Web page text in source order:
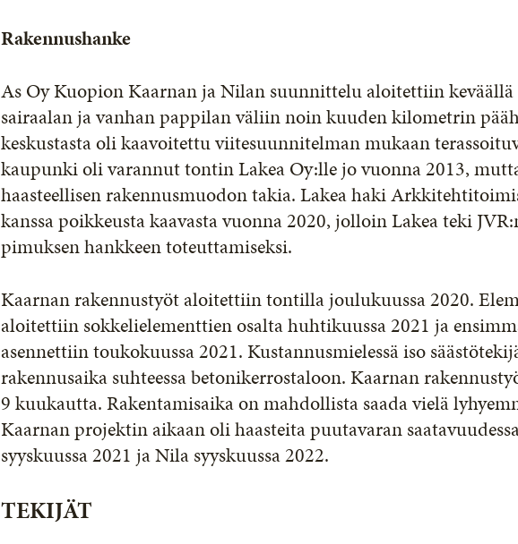
Rakennushanke
As Oy Kuopion Kaarnan ja Nilan suunnittelu aloitettiin keväällä
sairaalan ja vanhan pappilan väliin noin kuuden kilometrin
keskustasta oli kaavoitettu viitesuunnitelman mukaan
kaupunki oli varannut tontin Lakea Oy:lle jo vuonna 2013,
haasteellisen rakennusmuodon takia. Lakea haki
kanssa poikkeusta kaavasta vuonna 2020, jolloin Lakea teki
pimuksen hankkeen toteuttamiseksi.
Kaarnan rakennustyöt aloitettiin tontilla joulukuussa 2020.
aloitettiin sokkelielementtien osalta huhtikuussa 2021 ja
asennettiin toukokuussa 2021. Kustannusmielessä iso
rakennusaika suhteessa betonikerrostaloon. Kaarnan
9 kuukautta. Rakentamisaika on mahdollista saada vielä
Kaarnan projektin aikaan oli haasteita puutavaran
syyskuussa 2021 ja Nila syyskuussa 2022.
TEKIJÄT